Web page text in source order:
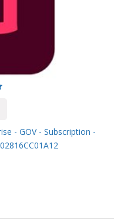
- GOV - Subscription -